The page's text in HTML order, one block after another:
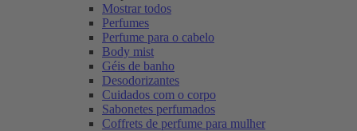
Mostrar todos
Perfumes
Perfume para o cabelo
Body mist
Géis de banho
Desodorizantes
Cuidados com o corpo
Sabonetes perfumados
Coffrets de perfume para mulher